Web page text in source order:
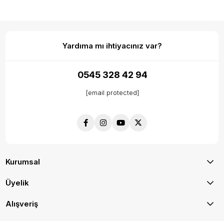
Yardıma mı ihtiyacınız var?
0545 328 42 94
[email protected]
Kurumsal
Üyelik
Alışveriş